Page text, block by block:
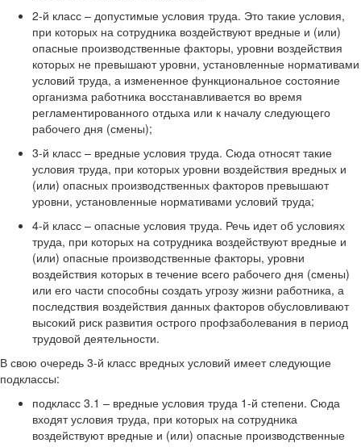
2-й класс – допустимые условия труда. Это такие условия,
при которых на сотрудника воздействуют вредные и (или)
опасные производственные факторы, уровни воздействия
которых не превышают уровни, установленные нормативами
условий труда, а измененное функциональное состояние
организма работника восстанавливается во время
регламентированного отдыха или к началу следующего
рабочего дня (смены);
3-й класс – вредные условия труда. Сюда относят такие
условия труда, при которых уровни воздействия вредных и
(или) опасных производственных факторов превышают
уровни, установленные нормативами условий труда;
4-й класс – опасные условия труда. Речь идет об условиях
труда, при которых на сотрудника воздействуют вредные и
(или) опасные производственные факторы, уровни
воздействия которых в течение всего рабочего дня (смены)
или его части способны создать угрозу жизни работника, а
последствия воздействия данных факторов обусловливают
высокий риск развития острого профзаболевания в период
трудовой деятельности.
В свою очередь 3-й класс вредных условий имеет следующие
подклассы:
подкласс 3.1 – вредные условия труда 1-й степени. Сюда
входят условия труда, при которых на сотрудника
воздействуют вредные и (или) опасные производственные